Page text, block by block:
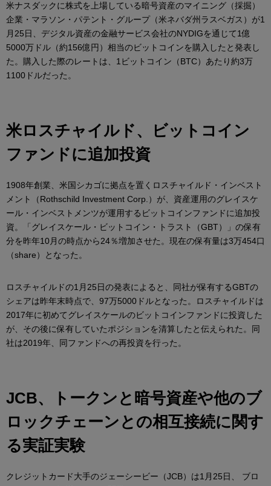
米ナスダックに株式を上場している暗号資産のマイニング（採掘）
企業・マラソン・パテント・グループ（米ネバダ州ラスベガス）が1
月25日、デジタル資産の金融サービス会社のNYDIGを通じて1億
5000万ドル（約156億円）相当のビットコインを購入したと発表し
た。購入した際のレートは、1ビットコイン（BTC）あたり約3万
1100ドルだった。
米ロスチャイルド、ビットコイン
ファンドに追加投資
1908年創業、米国シカゴに拠点を置くロスチャイルド・インベスト
メント（Rothschild Investment Corp.）が、資産運用のグレイスケ
ール・インベストメンツが運用するビットコインファンドに追加投
資。「グレイスケール・ビットコイン・トラスト（GBT）」の保有
分を昨年10月の時点から24％増加させた。現在の保有量は3万454口
（share）となった。
ロスチャイルドの1月25日の発表によると、同社が保有するGBTの
シェアは昨年末時点で、97万5000ドルとなった。ロスチャイルドは
2017年に初めてグレイスケールのビットコインファンドに投資した
が、その後に保有していたポジションを清算したと伝えられた。同
社は2019年、同ファンドへの再投資を行った。
JCB、トークンと暗号資産や他のブ
ロックチェーンとの相互接続に関す
る実証実験
クレジットカード大手のジェーシービー（JCB）は1月25日、 ブロ